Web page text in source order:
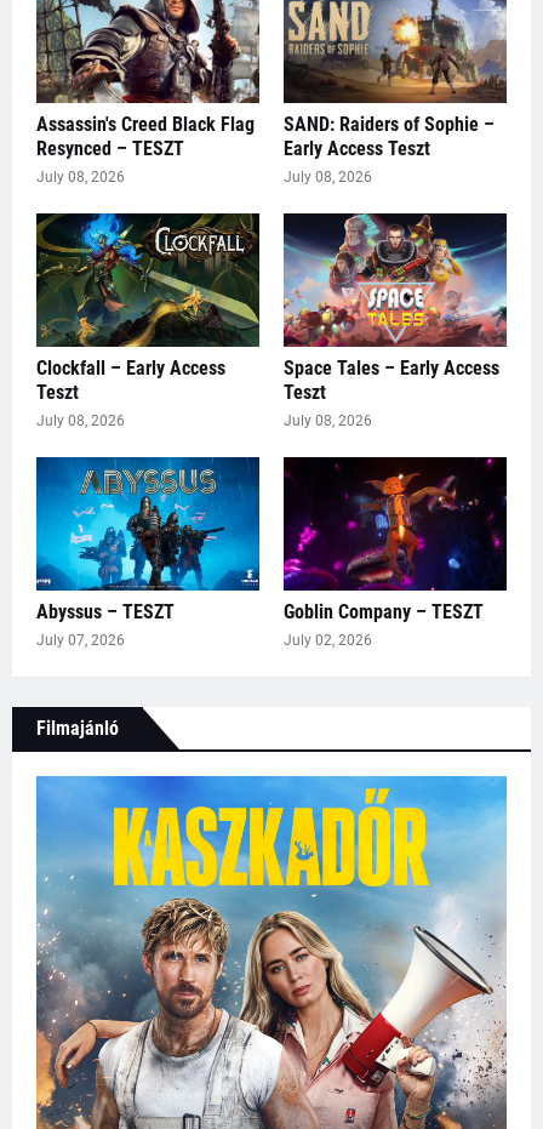
Assassin's Creed Black Flag
Resynced – TESZT
July 08, 2026
SAND: Raiders of Sophie –
Early Access Teszt
July 08, 2026
Clockfall – Early Access
Teszt
July 08, 2026
Space Tales – Early Access
Teszt
July 08, 2026
Abyssus – TESZT
July 07, 2026
Goblin Company – TESZT
July 02, 2026
Filmajánló